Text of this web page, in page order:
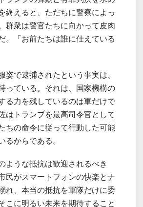
終えると、ただちに警察によっ
群衆は警官たちに向かって皮肉
。「お前たちは誰に仕えている
姿で逮捕されたという事実は、
っている。それは、国家機構の
る力を残しているのは軍だけで
はトランプを最高司令官として
ちの命令に従って行動した可能
るからである。
ような抵抗は歓迎されるべき
民がスマートフォンの快楽とナ
れ、本当の抵抗を軍隊だけに委
こに明るい未来を期待すること